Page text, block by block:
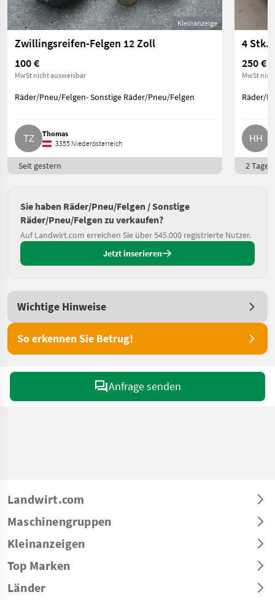
Kleinanzeige
Zwillingsreifen-Felgen 12 Zoll
100 €
MwSt nicht ausweisbar
Räder/Pneu/Felgen- Sonstige Räder/Pneu/Felgen
Thomas
3355 Niederösterreich
Seit gestern
4 Stk.
250 €
MwSt
Räder/
2 Tage
Sie haben Räder/Pneu/Felgen / Sonstige
Räder/Pneu/Felgen zu verkaufen?
Auf Landwirt.com erreichen Sie über 545.000 registrierte Nutzer.
Jetzt inserieren
Wichtige Hinweise
So erkennen Sie Betrug!
Anfrage senden
Landwirt.com
Maschinengruppen
Kleinanzeigen
Top Marken
Länder